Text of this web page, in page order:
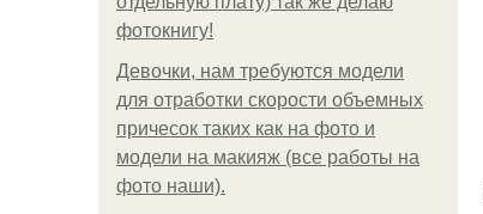
фотокнигу!
Девочки, нам требуются модели
для отработки скорости объемных
причесок таких как на фото и
модели на макияж (все работы на
фото наши).